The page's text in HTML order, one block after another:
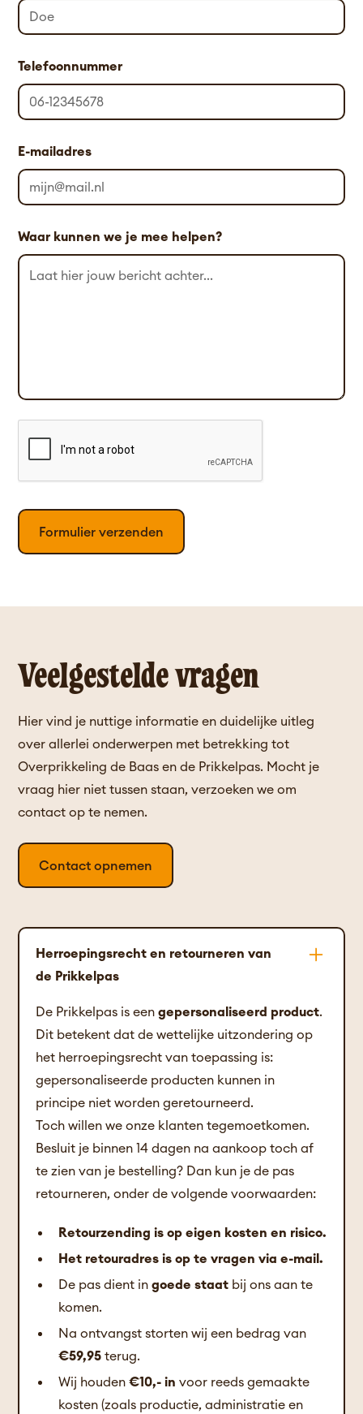
Telefoonnummer
E-mailadres
Waar kunnen we je mee helpen?
Veelgestelde vragen
Hier vind je nuttige informatie en duidelijke uitleg
over allerlei onderwerpen met betrekking tot
Overprikkeling de Baas en de Prikkelpas. Mocht je
vraag hier niet tussen staan, verzoeken we om
contact op te nemen.
Contact opnemen
Herroepingsrecht en retourneren van
de Prikkelpas
De Prikkelpas is eengepersonaliseerd product.
Dit betekent dat de wettelijke uitzondering op
het herroepingsrecht van toepassing is:
gepersonaliseerde producten kunnen in
principe niet worden geretourneerd.
Toch willen we onze klanten tegemoetkomen.
Besluit je binnen 14 dagen na aankoop toch af
te zien van je bestelling? Dan kun je de pas
retourneren, onder de volgende voorwaarden:
Retourzending is op eigen kosten en risico.
Het retouradres is op te vragen via e-mail.
De pas dient ingoede staat bij ons aan te
komen.
Na ontvangst storten wij een bedrag van
€59,95 terug.
Wij houden€10,- in voor reeds gemaakte
kosten (zoals productie, administratie en